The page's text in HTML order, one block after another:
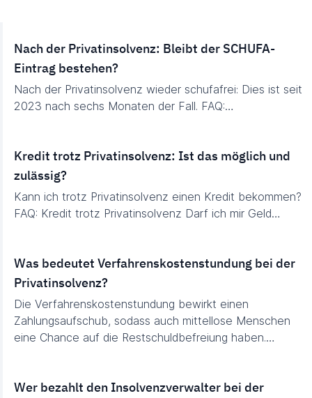
Nach der Privatinsolvenz: Bleibt der SCHUFA-
Eintrag bestehen?
Nach der Privatinsolvenz wieder schufafrei: Dies ist seit
2023 nach sechs Monaten der Fall. FAQ:…
Kredit trotz Privatinsolvenz: Ist das möglich und
zulässig?
Kann ich trotz Privatinsolvenz einen Kredit bekommen?
FAQ: Kredit trotz Privatinsolvenz Darf ich mir Geld…
Was bedeutet Verfahrenskostenstundung bei der
Privatinsolvenz?
Die Verfahrenskostenstundung bewirkt einen
Zahlungsaufschub, sodass auch mittellose Menschen
eine Chance auf die Restschuldbefreiung haben.…
Wer bezahlt den Insolvenzverwalter bei der